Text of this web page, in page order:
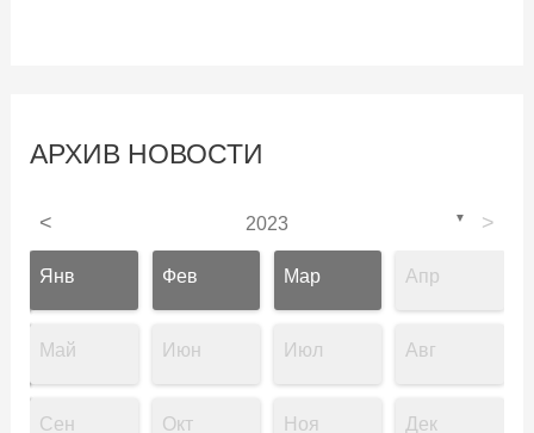
АРХИВ НОВОСТИ
< 2023 ▼ >
Янв Фев Мар Апр
Май Июн Июл Авг
Сен Окт Ноя Дек